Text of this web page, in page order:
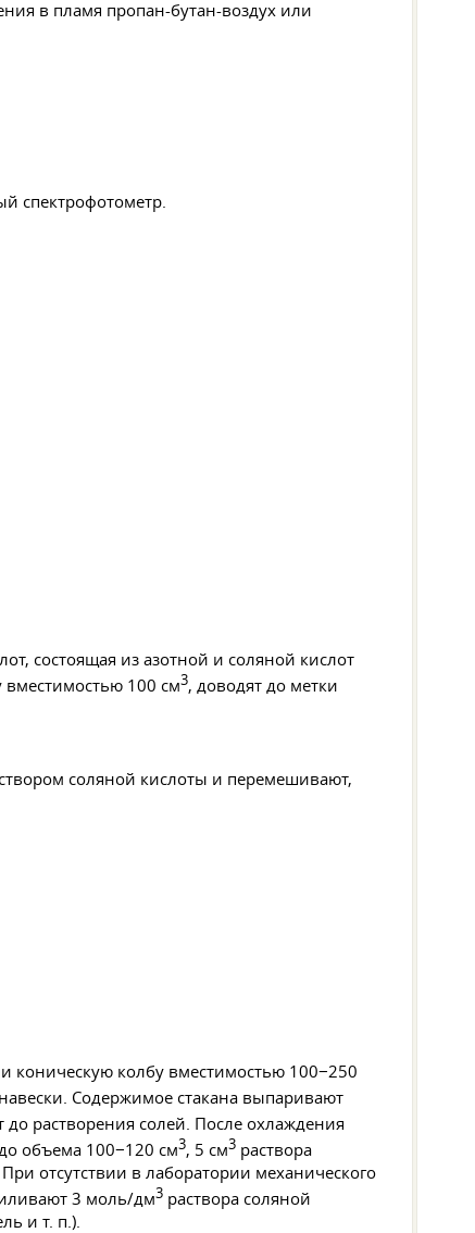
в пламя пропан-бутан-воздух или
спектрофотометр.
состоящая из азотной и соляной кислот
вместимостью 100 см3, доводят до метки
соляной кислоты и перемешивают,
колбу вместимостью 100−250
Содержимое стакана выпаривают
растворения солей. После охлаждения
объема 100−120 см3, 5 см3 раствора
отсутствии в лаборатории механического
3 моль/дм3 раствора соляной
и т. п.).